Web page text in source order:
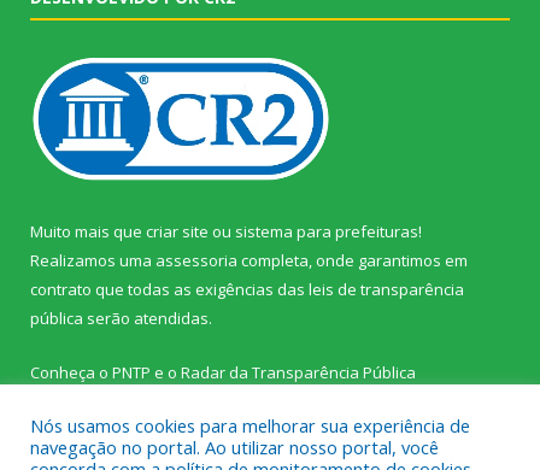
Muito mais que criar site ou sistema para prefeituras!
Realizamos uma assessoria completa, onde garantimos em
contrato que todas as exigências das leis de transparência
pública serão atendidas.
Conheça o PNTP e o Radar da Transparência Pública
Nós usamos cookies para melhorar sua experiência de
navegação no portal. Ao utilizar nosso portal, você